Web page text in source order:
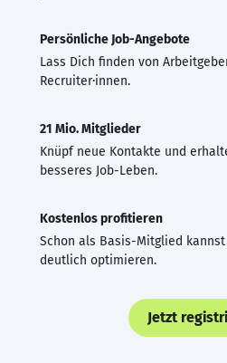
Persönliche Job-Angebote
Lass Dich finden von
Recruiter·innen.
21 Mio. Mitglieder
Knüpf neue Kontakte und
besseres Job-Leben.
Kostenlos profitieren
Schon als Basis-Mitglied kannst
deutlich optimieren.
Jetzt